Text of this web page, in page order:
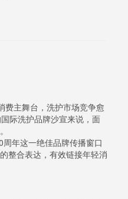
费主舞台，洗护市场竞争愈
际洗护品牌沙宣来说，面
年这一绝佳品牌传播窗口
整合表达，有效链接年轻消